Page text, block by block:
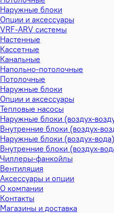
Наружные блоки
Опции и аксессуары
VRF-ARV системы
Настенные
Кассетные
Канальные
Напольно-потолочные
Потолочные
Наружные блоки
Опции и аксессуары
Тепловые насосы
Наружные блоки (воздух-
Внутренние блоки (воздух-
Наружные блоки (воздух-вода)
Внутренние блоки (воздух-
Чиллеры-фанкойлы
Вентиляция
Аксессуары и опции
О компании
Контакты
Магазины и доставка